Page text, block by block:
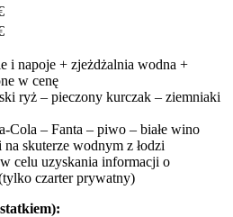
i napoje + zjeżdżalnia wodna +
w cenę
ryż – pieczony kurczak – ziemniaki
Cola – Fanta – piwo – białe wino
na skuterze wodnym z łodzi
celu uzyskania informacji o
czarter prywatny)